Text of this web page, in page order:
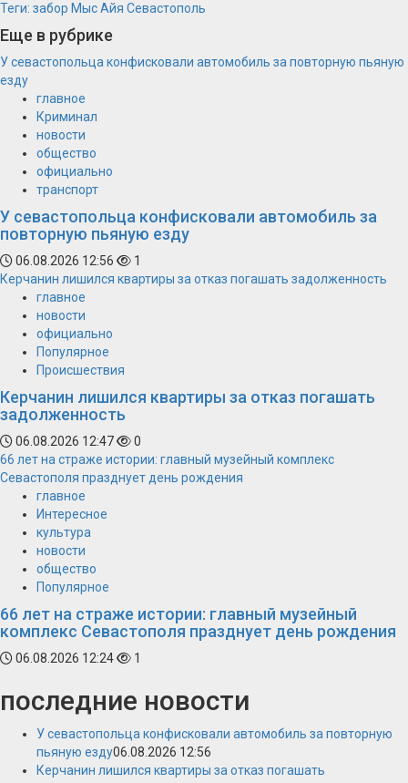
Теги: забор Мыс Айя Севастополь
Еще в рубрике
У севастопольца конфисковали автомобиль за повторную пьяную
езду
главное
Криминал
новости
общество
официально
транспорт
У севастопольца конфисковали автомобиль за
повторную пьяную езду
06.08.2026 12:56
1
Керчанин лишился квартиры за отказ погашать задолженность
главное
новости
официально
Популярное
Происшествия
Керчанин лишился квартиры за отказ погашать
задолженность
06.08.2026 12:47
0
66 лет на страже истории: главный музейный комплекс
Севастополя празднует день рождения
главное
Интересное
культура
новости
общество
Популярное
66 лет на страже истории: главный музейный
комплекс Севастополя празднует день рождения
06.08.2026 12:24 1
последние новости
У севастопольца конфисковали автомобиль за повторную
пьяную езду06.08.2026 12:56
Керчанин лишился квартиры за отказ погашать